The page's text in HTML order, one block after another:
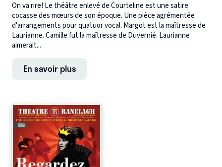
On va rire! Le théâtre enlevé de Courteline est une satire
cocasse des mœurs de son époque. Une pièce agrémentée
d'arrangements pour quatuor vocal. Margot est la maîtresse de
Laurianne. Camille fut la maîtresse de Duvernié. Laurianne
aimerait...
En savoir plus